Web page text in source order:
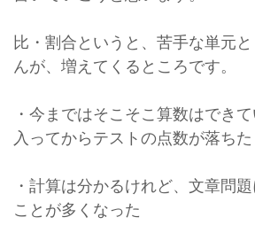
比・割合というと、苦手な単元
んが、増えてくるところです。
・今まではそこそこ算数はでき
入ってからテストの点数が落ちた
・計算は分かるけれど、文章問
ことが多くなった